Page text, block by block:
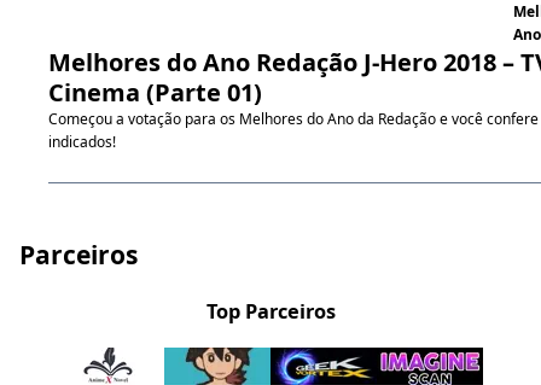
Melhores do Ano Redação J-Hero 2018 –
Cinema (Parte 01)
Começou a votação para os Melhores do Ano da Redação e você
indicados!
Parceiros
Top Parceiros